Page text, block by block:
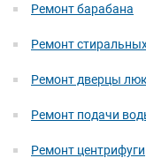
Ремонт барабана
Ремонт
Ремонт дверцы
Ремонт подачи
Ремонт центрифуги